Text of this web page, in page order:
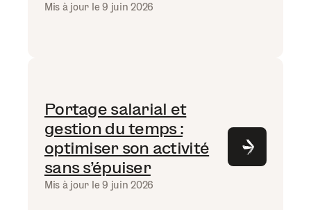
Mis à jour le 9 juin 2026
Portage salarial et
gestion du temps :
optimiser son activité
sans s’épuiser
Mis à jour le 9 juin 2026